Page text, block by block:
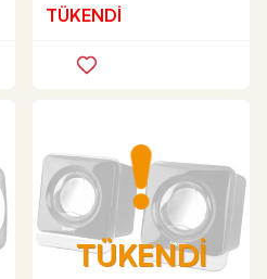
TÜKENDİ
TÜKENDİ